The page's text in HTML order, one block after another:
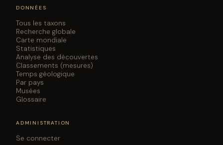
DONNÉES
Tous les taxons
Recherche globale
Carte mondiale
Statistiques
Analyse des découvertes
Classements (mesures)
Temps géologique
Par pays
Musées
Glossaire
ADMINISTRATION
Se connecter